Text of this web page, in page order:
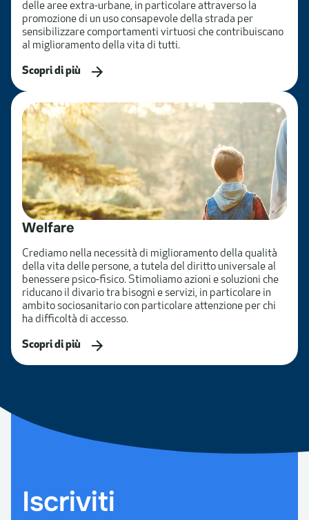
delle aree extra-urbane, in particolare attraverso la
promozione di un uso consapevole della strada per
sensibilizzare comportamenti virtuosi che contribuiscano
al miglioramento della vita di tutti.
Scopri di più
Welfare
Crediamo nella necessità di miglioramento della qualità
della vita delle persone, a tutela del diritto universale al
benessere psico-fisico. Stimoliamo azioni e soluzioni che
riducano il divario tra bisogni e servizi, in particolare in
ambito sociosanitario con particolare attenzione per chi
ha difficoltà di accesso.
Scopri di più
Iscriviti